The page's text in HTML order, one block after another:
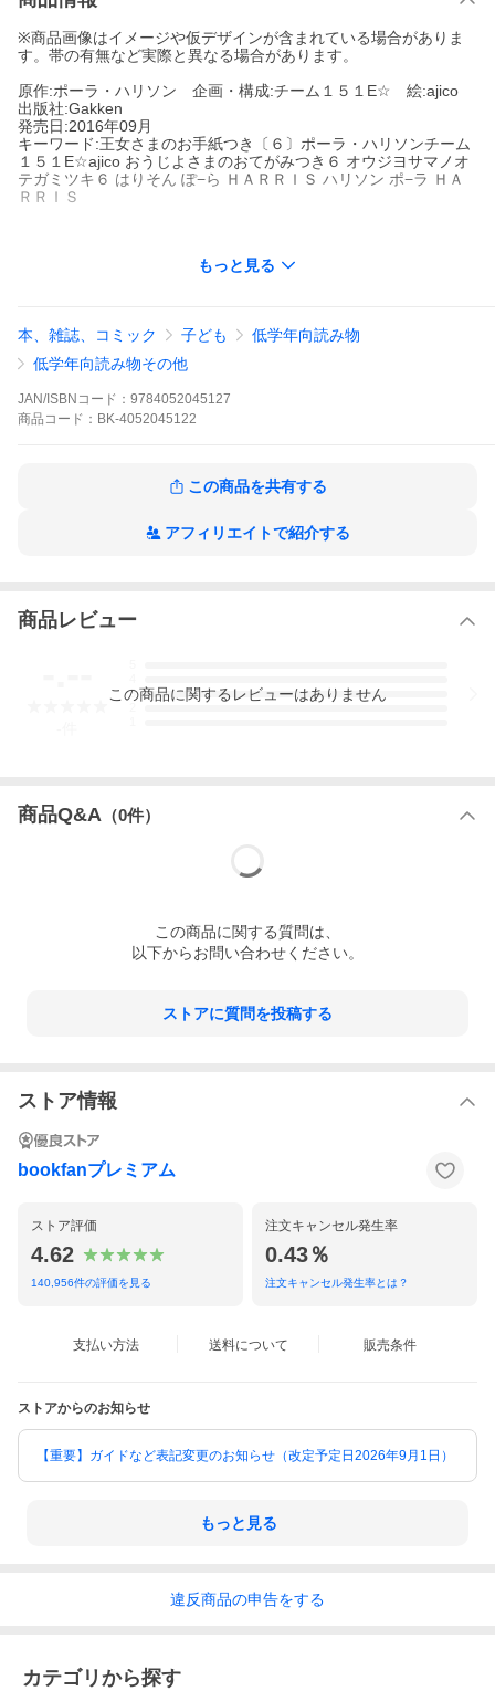
※商品画像はイメージや仮デザインが含まれている場合がありま
す。帯の有無など実際と異なる場合があります。
原作:ポーラ・ハリソン 企画・構成:チーム１５１E☆ 絵:ajico
出版社:Gakken
発売日:2016年09月
キーワード:王女さまのお手紙つき〔６〕ポーラ・ハリソンチーム
１５１E☆ajico おうじよさまのおてがみつき６ オウジヨサマノオ
テガミツキ６ はりそん ぽ−ら ＨＡＲＲＩＳ ハリソン ポ−ラ ＨＡ
ＲＲＩＳ
チーム１５１E☆
だれかの心の真実に気づいたとき女の子は何倍も強くなるよ…雪
ふる森の国にすむフレイア姫。なやみは過保護なお父さまに、き
びしく管理されていることでした。ある日、ほかの国の王女さま
のコート、スケート、お母さまの形見のペンダントも登場。かわ
いくて、かしこくて、勇気ある女の子へおくる、おとぎ話です。
もっと見る
本、雑誌、コミック 子ども
低学年向読み物
低学年向読み物その他
JAN/ISBNコード： 9784052045127
商品 コード： BK-4052045122
この商品を共有する
アフィリエイトで紹介する
商品レビュー
3
この商品に関するレビューはありません
商品Q&A （0件）
この商品に関する質問は、
以下からお問い合わせください。
ストアに質問を投稿する
ストア情報
bookfanプレミアム
ストア評価
4.62
140,956件の評価を見る
注文キャンセル発生率
0.43％
注文キャンセル発生率とは？
支払い方法 送料について 販売条件
ストアからのお知らせ
【重要】ガイドなど表記変更のお知らせ（改定予定日2026年9月1日）
もっと見る
違反商品の申告をする
カテゴリから探す